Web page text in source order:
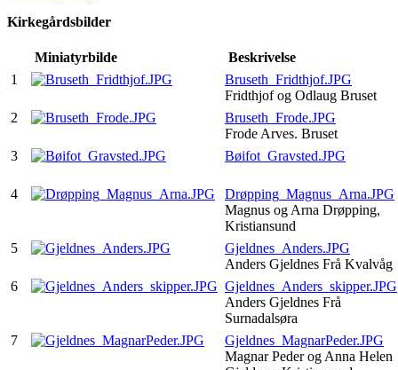
Kirkegårdsbilder
Miniatyrbilde
Beskrivelse
1
Bruseth_Fridthjof.JPG
Fridthjof og Odlaug Bruset
2
Bruseth_Frode.JPG
Frode Arves. Bruset
3
Bøifot_Gravsted.JPG
4
Drøpping_Magnus_Arna.JPG
Magnus og Arna Drøpping,
Kristiansund
5
Gjeldnes_Anders.JPG
Anders Gjeldnes Frå Kvalvåg
6
Gjeldnes_Anders_skipper.JPG
Anders Gjeldnes Frå
Surnadalsøra
7
Gjeldnes_MagnarPeder.JPG
Magnar Peder og Anna Helen